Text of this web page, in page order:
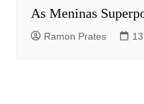
As Meninas
Ramon Prates